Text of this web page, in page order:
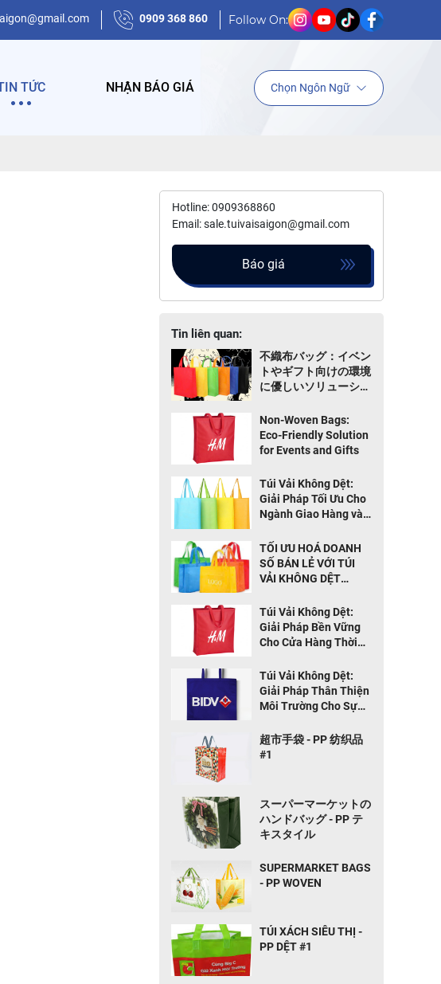
VỤ THĂNG LONG SG---------- "GIÁ TRỊ TÍCH LUỸ NIỀM TIN"
0909 368 860 Follow On:
TỨC NHẬN BÁO GIÁ Chọn Ngôn Ngữ
Hotline: 0909368860
Email: sale.tuivaisaigon@gmail.com
Báo giá
Tin liên quan:
不織布バッグ：イベン
トやギフト向けの環境
に優しいソリューショ
Non-Woven Bags:
Eco-Friendly Solution
for Events and Gifts
Túi Vải Không Dệt:
Giải Pháp Tối Ưu Cho
Ngành Giao Hàng và
TỐI ƯU HOÁ DOANH
SỐ BÁN LẺ VỚI TÚI
VẢI KHÔNG DỆT
TRƯỜNG
Túi Vải Không Dệt:
Giải Pháp Bền Vững
Cho Cửa Hàng Thời
Túi Vải Không Dệt:
Giải Pháp Thân Thiện
Môi Trường Cho Sự
超市手袋 - PP 纺织品
#1
スーパーマーケットの
ハンドバッグ - PP テ
キスタイル
SUPERMARKET BAGS
- PP WOVEN
TÚI XÁCH SIÊU THỊ -
PP DỆT #1